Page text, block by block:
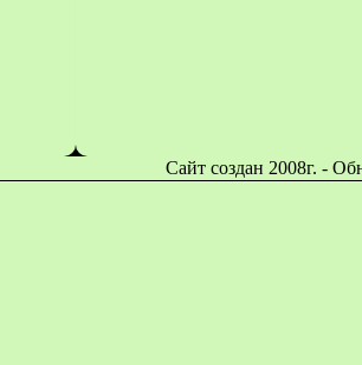
Сайт создан 2008г. -